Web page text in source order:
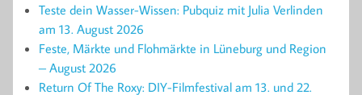
Teste dein Wasser-Wissen: Pubquiz mit Julia Verlinden
am 13. August 2026
Feste, Märkte und Flohmärkte in Lüneburg und Region
– August 2026
Return Of The Roxy: DIY-Filmfestival am 13. und 22.